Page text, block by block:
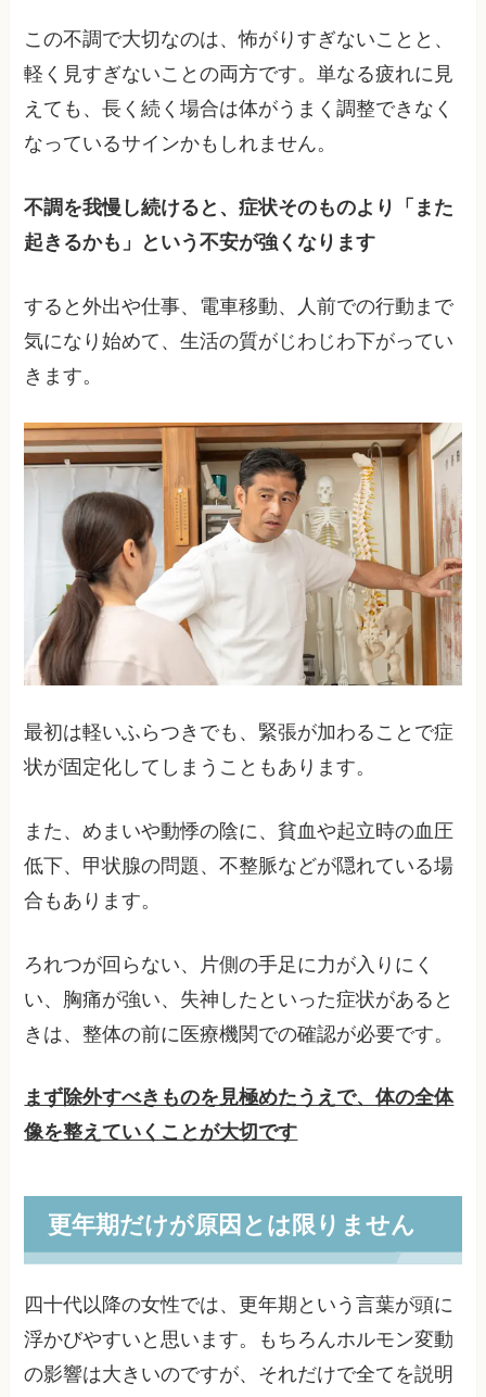
この不調で大切なのは、怖がりすぎないことと、
軽く見すぎないことの両方です。単なる疲れに見
えても、長く続く場合は体がうまく調整できなく
なっているサインかもしれません。
不調を我慢し続けると、症状そのものより「また
起きるかも」という不安が強くなります
すると外出や仕事、電車移動、人前での行動まで
気になり始めて、生活の質がじわじわ下がってい
きます。
最初は軽いふらつきでも、緊張が加わることで症
状が固定化してしまうこともあります。
また、めまいや動悸の陰に、貧血や起立時の血圧
低下、甲状腺の問題、不整脈などが隠れている場
合もあります。
ろれつが回らない、片側の手足に力が入りにく
い、胸痛が強い、失神したといった症状があると
きは、整体の前に医療機関での確認が必要です。
まず除外すべきものを見極めたうえで、体の全体
像を整えていくことが大切です
更年期だけが原因とは限りません
四十代以降の女性では、更年期という言葉が頭に
浮かびやすいと思います。もちろんホルモン変動
の影響は大きいのですが、それだけで全てを説明